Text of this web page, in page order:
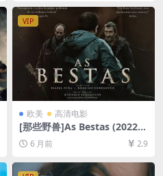
4/7.3GB][中英字幕]
VIP
欧美 高清电影
[那些野兽]As Bestas (2022)
[百度网盘+夸克网盘1080P超
清未删减资源][网盘在线播放/
下载][MP4/8.4GB][中文字幕]
6 月前 2.9